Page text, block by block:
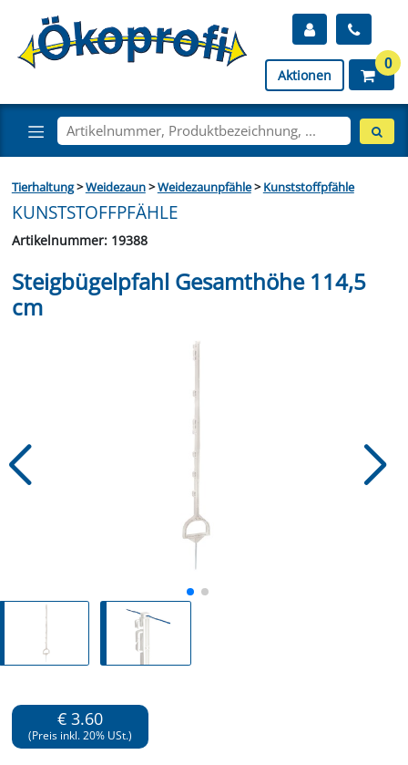
Aktionen
0
Tierhaltung>Weidezaun>Weidezaunpfähle>Kunststoffpfähle
KUNSTSTOFFPFÄHLE
Artikelnummer: 19388
Steigbügelpfahl Gesamthöhe 114,5
cm
€ 3.60
(Preis inkl. 20% USt.)